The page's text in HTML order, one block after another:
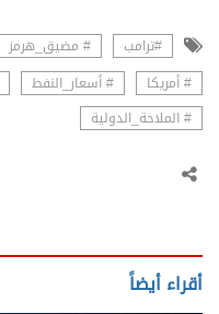
#ترامب # مضيق_هرمز
# أمريكا
# أسعار_النفط
# الملاحة_الدولية
أقراء أيضاً